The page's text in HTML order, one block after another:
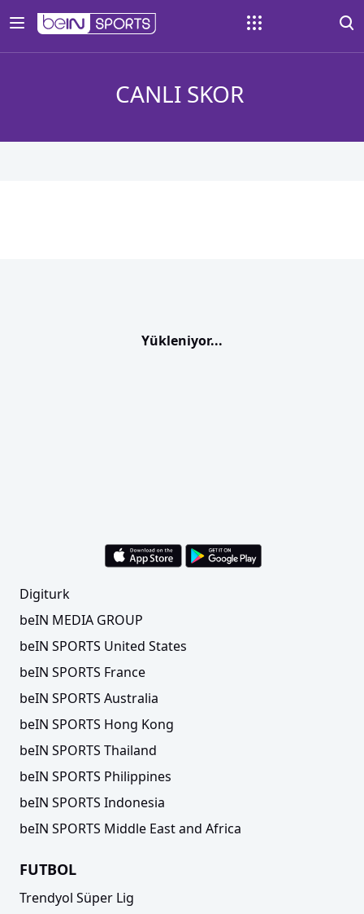
CANLI SKOR
Yükleniyor...
Digiturk
beIN MEDIA GROUP
beIN SPORTS United States
beIN SPORTS France
beIN SPORTS Australia
beIN SPORTS Hong Kong
beIN SPORTS Thailand
beIN SPORTS Philippines
beIN SPORTS Indonesia
beIN SPORTS Middle East and Africa
FUTBOL
Trendyol Süper Lig